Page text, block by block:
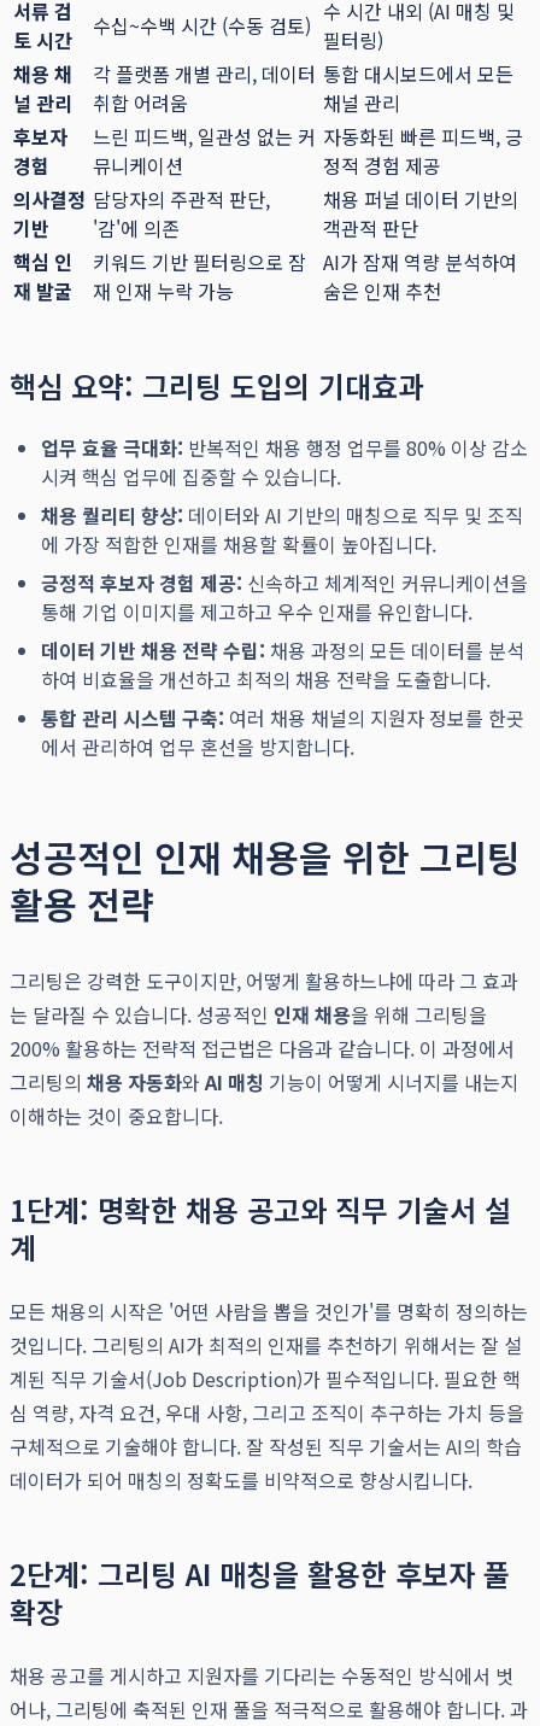
서류 검
토 시간
수십~수백 시간 (수동 검토) 수 시간 내외 (AI 매칭 및
필터링)
채용 채
널 관리
각 플랫폼 개별 관리, 데이터
취합 어려움
통합 대시보드에서 모든
채널 관리
후보자
경험
느린 피드백, 일관성 없는 커
뮤니케이션
자동화된 빠른 피드백, 긍
정적 경험 제공
의사결정
기반
담당자의 주관적 판단,
'감'에 의존
채용 퍼널 데이터 기반의
객관적 판단
핵심 인
재 발굴
키워드 기반 필터링으로 잠
재 인재 누락 가능
AI가 잠재 역량 분석하여
숨은 인재 추천
핵심 요약: 그리팅 도입의 기대효과
업무 효율 극대화: 반복적인 채용 행정 업무를 80% 이상 감소
시켜 핵심 업무에 집중할 수 있습니다.
채용 퀄리티 향상: 데이터와 AI 기반의 매칭으로 직무 및 조직
에 가장 적합한 인재를 채용할 확률이 높아집니다.
긍정적 후보자 경험 제공: 신속하고 체계적인 커뮤니케이션을
통해 기업 이미지를 제고하고 우수 인재를 유인합니다.
데이터 기반 채용 전략 수립: 채용 과정의 모든 데이터를 분석
하여 비효율을 개선하고 최적의 채용 전략을 도출합니다.
통합 관리 시스템 구축: 여러 채용 채널의 지원자 정보를 한곳
에서 관리하여 업무 혼선을 방지합니다.
성공적인 인재 채용을 위한 그리팅
활용 전략
그리팅은 강력한 도구이지만, 어떻게 활용하느냐에 따라 그 효과
는 달라질 수 있습니다. 성공적인 인재 채용을 위해 그리팅을
200% 활용하는 전략적 접근법은 다음과 같습니다. 이 과정에서
그리팅의 채용 자동화와AI 매칭 기능이 어떻게 시너지를 내는지
이해하는 것이 중요합니다.
1단계: 명확한 채용 공고와 직무 기술서 설
계
모든 채용의 시작은 '어떤 사람을 뽑을 것인가'를 명확히 정의하는
것입니다. 그리팅의 AI가 최적의 인재를 추천하기 위해서는 잘 설
계된 직무 기술서(Job Description)가 필수적입니다. 필요한 핵
심 역량, 자격 요건, 우대 사항, 그리고 조직이 추구하는 가치 등을
구체적으로 기술해야 합니다. 잘 작성된 직무 기술서는 AI의 학습
데이터가 되어 매칭의 정확도를 비약적으로 향상시킵니다.
2단계: 그리팅 AI 매칭을 활용한 후보자 풀
확장
채용 공고를 게시하고 지원자를 기다리는 수동적인 방식에서 벗
어나, 그리팅에 축적된 인재 풀을 적극적으로 활용해야 합니다. 과